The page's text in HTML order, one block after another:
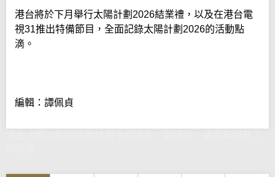
港台將於下月舉行太陽計劃2026結業禮，以及在港台電
視31推出特備節目，全面記錄太陽計劃2026的活動點
滴。
編輯：譚佩貞